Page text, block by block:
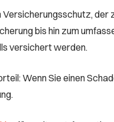
Versicherungsschutz, der
bis hin zum
versichert werden.
Wenn Sie einen